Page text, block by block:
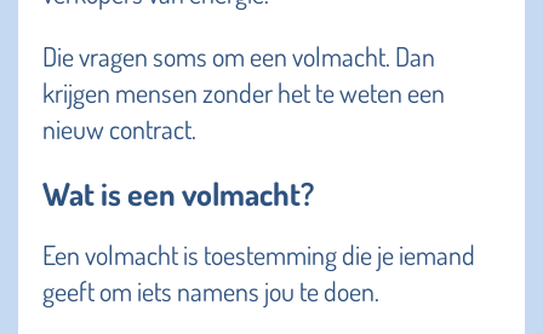
Die vragen soms om een volmacht. Dan
krijgen mensen zonder het te weten een
nieuw contract.
Wat is een volmacht?
Een volmacht is toestemming die je iemand
geeft om iets namens jou te doen.